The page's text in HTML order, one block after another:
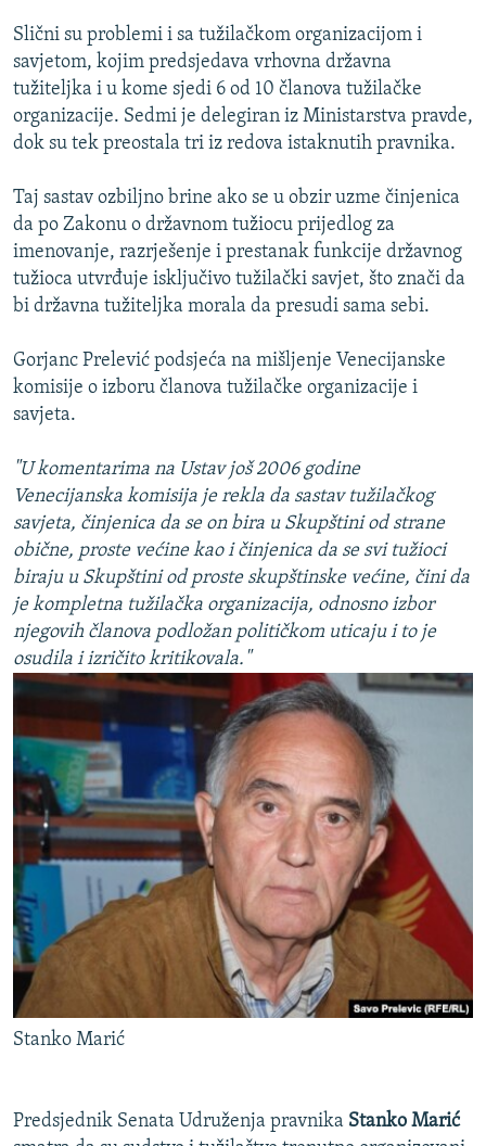
Slični su problemi i sa tužilačkom organizacijom i
savjetom, kojim predsjedava vrhovna državna
tužiteljka i u kome sjedi 6 od 10 članova tužilačke
organizacije. Sedmi je delegiran iz Ministarstva pravde,
dok su tek preostala tri iz redova istaknutih pravnika.
Taj sastav ozbiljno brine ako se u obzir uzme činjenica
da po Zakonu o državnom tužiocu prijedlog za
imenovanje, razrješenje i prestanak funkcije državnog
tužioca utvrđuje isključivo tužilački savjet, što znači da
bi državna tužiteljka morala da presudi sama sebi.
Gorjanc Prelević podsjeća na mišljenje Venecijanske
komisije o izboru članova tužilačke organizacije i
savjeta.
"U komentarima na Ustav još 2006 godine
Venecijanska komisija je rekla da sastav tužilačkog
savjeta, činjenica da se on bira u Skupštini od strane
obične, proste većine kao i činjenica da se svi tužioci
biraju u Skupštini od proste skupštinske većine, čini da
je kompletna tužilačka organizacija, odnosno izbor
njegovih članova podložan političkom uticaju i to je
osudila i izričito kritikovala."
Stanko Marić
Predsjednik Senata Udruženja pravnika Stanko Marić